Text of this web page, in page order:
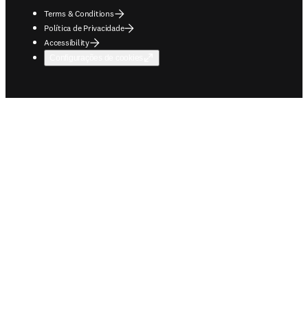
Terms & Conditions
Política de Privacidade
Accessibility